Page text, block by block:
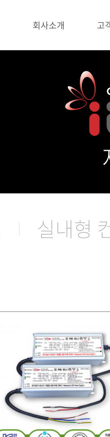
회사소개 고
실내형